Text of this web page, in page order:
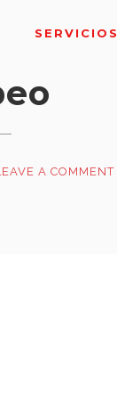
SERVICIOS
A COMMENT